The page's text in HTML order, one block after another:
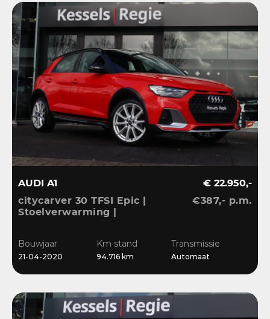
AUDI A1
citycarver 30 TFSI Epic |
Stoelverwarming |
Navi
€ 22.950,-
€387,- p.m.
Bouwjaar
21-04-2020
Km stand
94.716 km
Transmissie
Automaat